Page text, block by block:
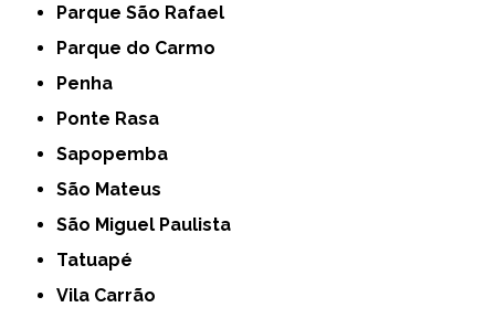
Parque São Rafael
Parque do Carmo
Penha
Ponte Rasa
Sapopemba
São Mateus
São Miguel Paulista
Tatuapé
Vila Carrão